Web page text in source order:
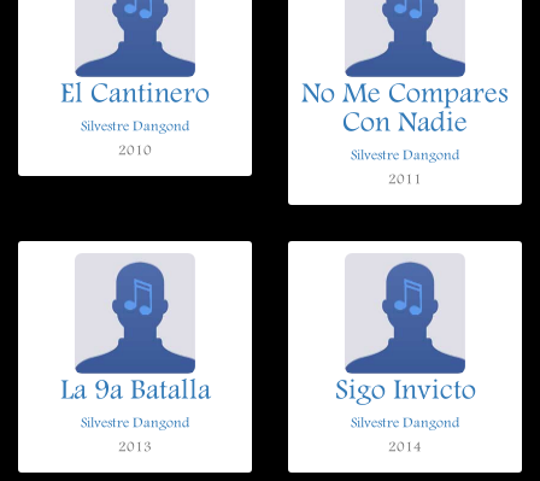
El Cantinero
Silvestre Dangond
2010
No Me Compares
Con Nadie
Silvestre Dangond
2011
La 9a Batalla
Silvestre Dangond
2013
Sigo Invicto
Silvestre Dangond
2014